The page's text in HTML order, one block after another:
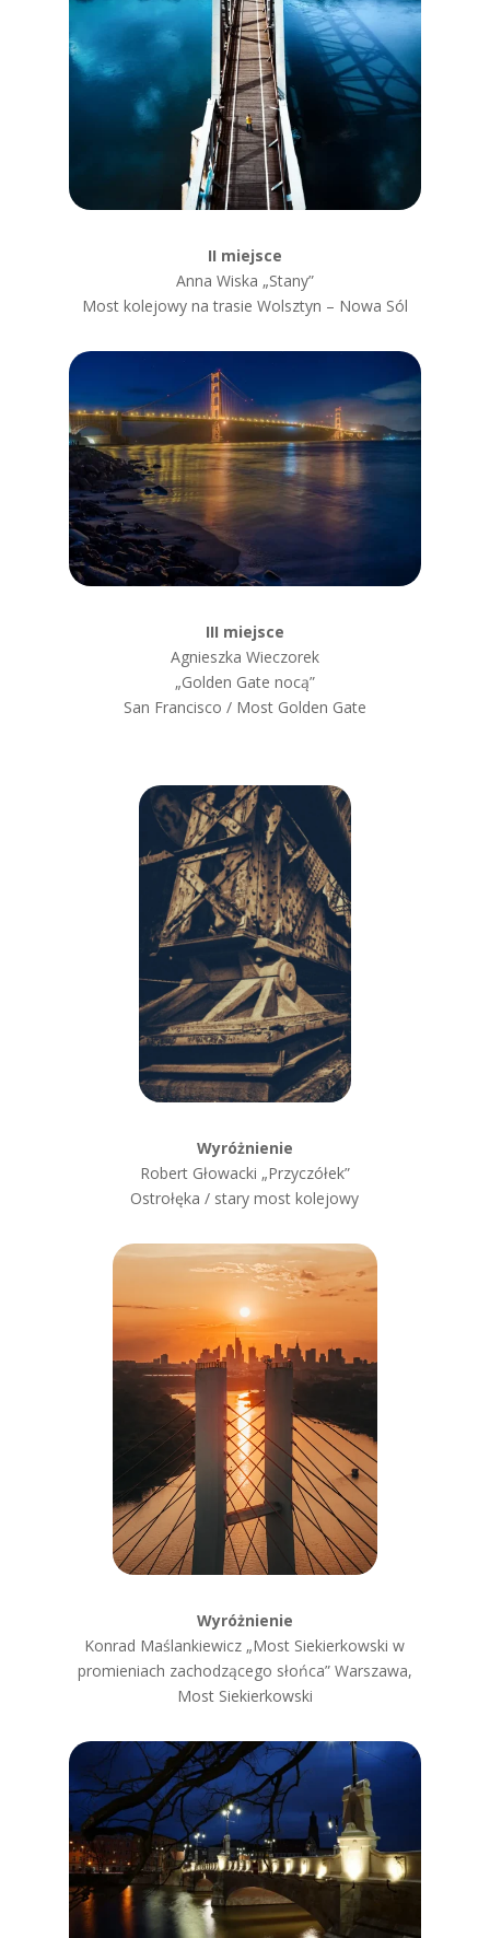
II miejsce
Anna Wiska „Stany”
Most kolejowy na trasie Wolsztyn – Nowa Sól
III miejsce
Agnieszka Wieczorek
„Golden Gate nocą”
San Francisco / Most Golden Gate
Wyróżnienie
Robert Głowacki „Przyczółek”
Ostrołęka / stary most kolejowy
Wyróżnienie
Konrad Maślankiewicz „Most Siekierkowski w
promieniach zachodzącego słońca” Warszawa,
Most Siekierkowski